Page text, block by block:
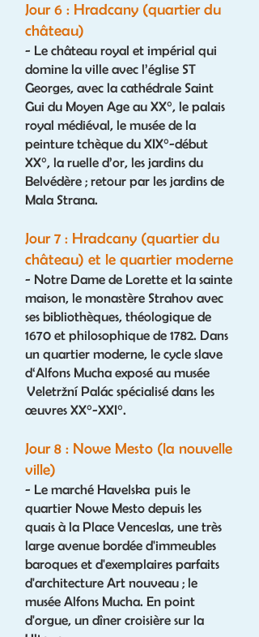
Jour 6 : Hradcany (quartier du
château)
- Le château royal et impérial qui
domine la ville avec l’église ST
Georges, avec la cathédrale Saint
Gui du Moyen Age au XX°, le palais
royal médiéval, le musée de la
peinture tchèque du XIX°-début
XX°, la ruelle d’or, les jardins du
Belvédère ; retour par les jardins de
Mala Strana.
Jour 7 : Hradcany (quartier du
château) et le quartier moderne
- Notre Dame de Lorette et la sainte
maison, le monastère Strahov avec
ses bibliothèques, théologique de
1670 et philosophique de 1782. Dans
un quartier moderne, le cycle slave
d‘Alfons Mucha exposé au musée
Veletržní Palác spécialisé dans les
œuvres XX°-XXI°.
Jour 8 : Nowe Mesto (la nouvelle
ville)
- Le marché Havelska puis le
quartier Nowe Mesto depuis les
quais à la Place Venceslas, une très
large avenue bordée d'immeubles
baroques et d'exemplaires parfaits
d'architecture Art nouveau ; le
musée Alfons Mucha. En point
d'orgue, un dîner croisière sur la